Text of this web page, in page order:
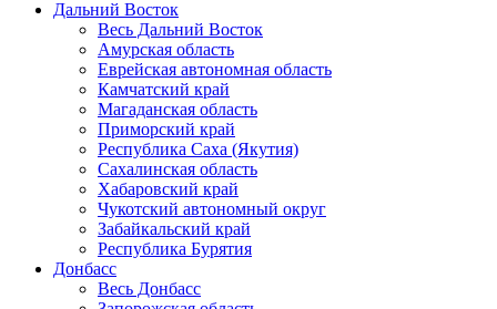
Дальний Восток
Весь Дальний Восток
Амурская область
Еврейская автономная область
Камчатский край
Магаданская область
Приморский край
Республика Саха (Якутия)
Сахалинская область
Хабаровский край
Чукотский автономный округ
Забайкальский край
Республика Бурятия
Донбасс
Весь Донбасс